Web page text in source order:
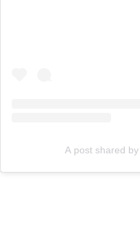
A post shared